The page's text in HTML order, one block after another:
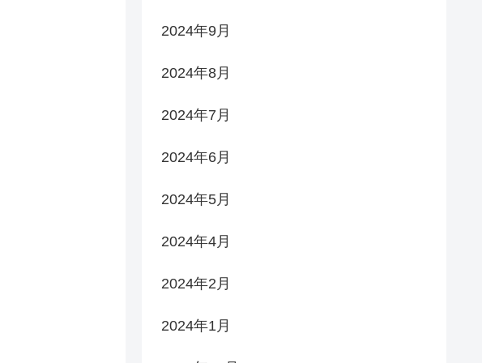
2024年9月
2024年8月
2024年7月
2024年6月
2024年5月
2024年4月
2024年2月
2024年1月